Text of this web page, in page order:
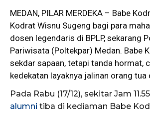
MEDAN, PILAR MERDEKA – Babe
Kodrat Wisnu Sugeng bagi para
dosen legendaris di BPLP, sekarang
Pariwisata (Poltekpar) Medan. Babe
sekdar sapaan, tetapi tanda hormat,
kedekatan layaknya jalinan orang tua
Pada Rabu (17/12), sekitar Jam
alumni tiba di kediaman Babe